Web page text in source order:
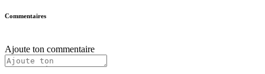
Commentaires
Ajoute ton commentaire